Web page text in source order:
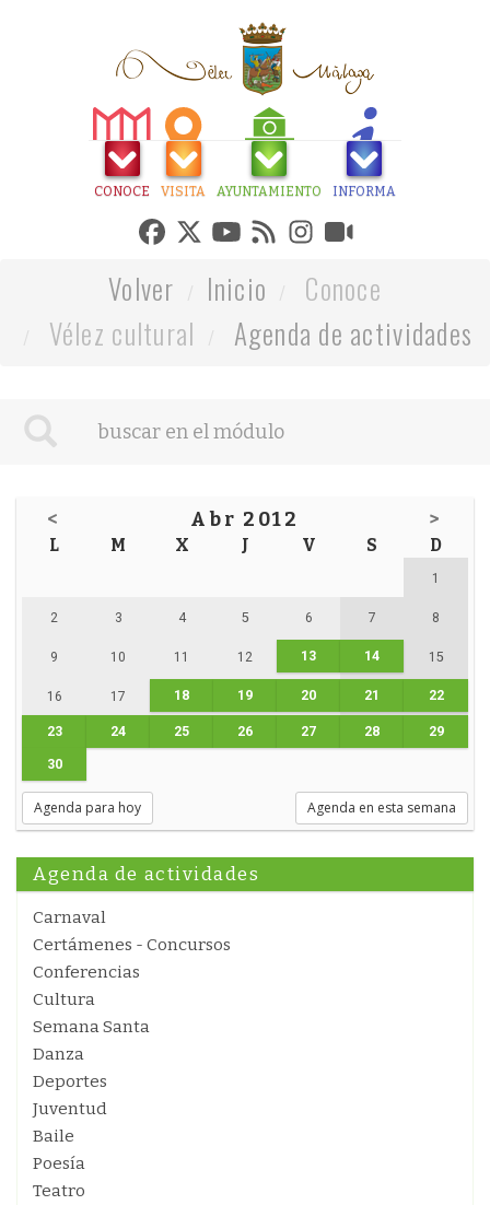
CONOCE VISITA AYUNTAMIENTO INFORMA
Volver Inicio
Conoce
Vélez cultural
Agenda de actividades
< Abr 2012 >
L M X J V S D
1
2 3 4 5 6 7 8
9 10 11 12 13 14 15
16 17 18 19 20 21 22
23 24 25 26 27 28 29
30
Agenda para hoy Agenda en esta semana
Agenda de actividades
Carnaval
Certámenes - Concursos
Conferencias
Cultura
Semana Santa
Danza
Deportes
Juventud
Baile
Poesía
Teatro